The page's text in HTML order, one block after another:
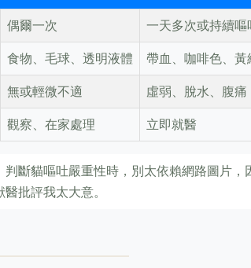
偶爾一次
一天多次或持續嘔
食物、毛球、透明液體
帶血、咖啡色、
無或輕微不適
虛弱、脫水、腹痛
觀察、在家處理 立即就醫
判斷貓嘔吐嚴重性時，別太依賴網路圖片
批評我太大意。